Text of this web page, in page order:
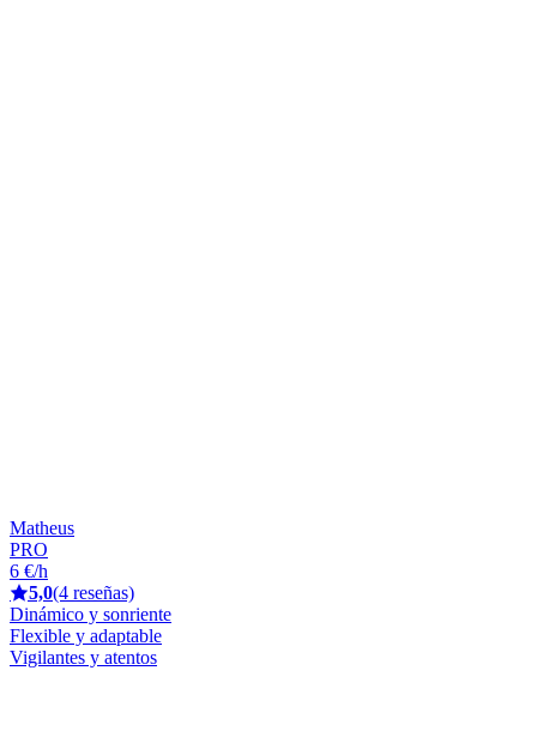
Matheus
PRO
6 €/h
5,0(4 reseñas)
Dinámico y sonriente
Flexible y adaptable
Vigilantes y atentos